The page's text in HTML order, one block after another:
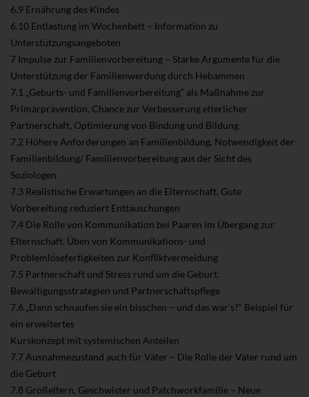
6.9 Ernährung des Kindes
6.10 Entlastung im Wochenbett – Information zu
Unterstützungsangeboten
7 Impulse zur Familienvorbereitung – Starke Argumente für die
Unterstützung der Familienwerdung durch Hebammen
7.1 „Geburts- und Familienvorbereitung“ als Maßnahme zur
Primärprävention. Chance zur Verbesserung elterlicher
Partnerschaft, Optimierung von Bindung und Bildung
7.2 Höhere Anforderungen an Familienbildung. Notwendigkeit der
Familienbildung/ Familienvorbereitung aus der Sicht des
Soziologen
7.3 Realistische Erwartungen an die Elternschaft. Gute
Vorbereitung reduziert Enttäuschungen
7.4 Die Rolle von Kommunikation bei Paaren im Übergang zur
Elternschaft. Üben von Kommunikations- und
Problemlösefertigkeiten zur Konfliktvermeidung
7.5 Partnerschaft und Stress rund um die Geburt.
Bewältigungsstrategien und Partnerschaftspflege
7.6 „Dann schnaufen sie ein bisschen – und das war’s?“ Beispiel für
ein erweitertes
Kurskonzept mit systemischen Anteilen
7.7 Ausnahmezustand auch für Väter – Die Rolle der Väter rund um
die Geburt
7.8 Großeltern, Geschwister und Patchworkfamilie – Neue